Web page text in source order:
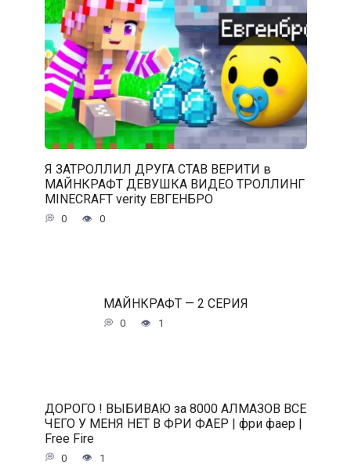
Я ЗАТРОЛЛИЛ ДРУГА СТАВ ВЕРИТИ в
МАЙНКРАФТ ДЕВУШКА ВИДЕО ТРОЛЛИНГ
MINECRAFT verity ЕВГЕНБРО
0 0
МАЙНКРАФТ — 2 СЕРИЯ
0 1
ДОРОГО ! ВЫБИВАЮ за 8000 АЛМАЗОВ ВСЕ
ЧЕГО У МЕНЯ НЕТ В ФРИ ФАЕР | фри фаер |
Free Fire
0 1